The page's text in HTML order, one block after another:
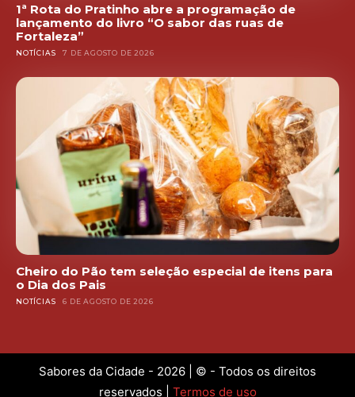
1ª Rota do Pratinho abre a programação de
lançamento do livro “O sabor das ruas de
Fortaleza”
NOTÍCIAS 7 DE AGOSTO DE 2026
Cheiro do Pão tem seleção especial de itens para
o Dia dos Pais
NOTÍCIAS 6 DE AGOSTO DE 2026
Sabores da Cidade - 2026 | © - Todos os direitos
reservados | Termos de uso